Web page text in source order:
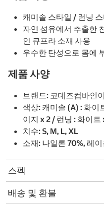
캐미솔 스타일 / 런닝
자연 섬유에서 추출한
인 큐프라 소재 사용
우수한 탄성으로 몸에
제품 사양
브랜드: 코데즈컴바인
색상: 캐미솔 (A) : 화이
이지 x 2 / 런닝 : 화이트
치수: S, M, L, XL
소재: 나일론 70%, 레
스펙
배송 및 환불